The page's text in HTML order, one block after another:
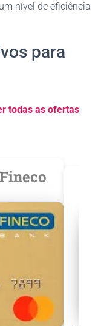
nível de eficiência
para
todas as ofertas